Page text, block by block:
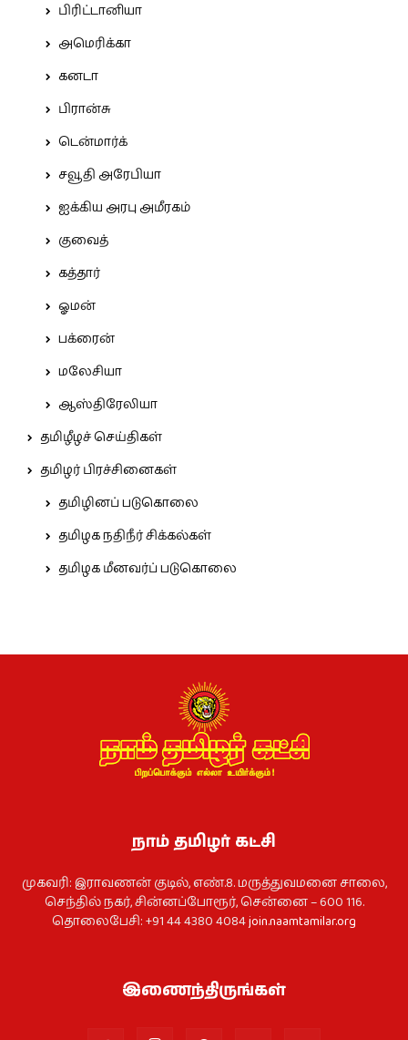
பிரிட்டானியா
அமெரிக்கா
கனடா
பிரான்சு
டென்மார்க்
சவூதி அரேபியா
ஐக்கிய அரபு அமீரகம்
குவைத்
கத்தார்
ஓமன்
பக்ரைன்
மலேசியா
ஆஸ்திரேலியா
தமிழீழச் செய்திகள்
தமிழர் பிரச்சினைகள்
தமிழினப் படுகொலை
தமிழக நதிநீர் சிக்கல்கள்
தமிழக மீனவர்ப் படுகொலை
நாம் தமிழர் கட்சி
முகவரி: இராவணன் குடில், எண்.8. மருத்துவமனை சாலை,
செந்தில் நகர், சின்னப்போரூர், சென்னை – 600 116.
தொலைபேசி: +91 44 4380 4084join.naamtamilar.org
இணைந்திருங்கள்